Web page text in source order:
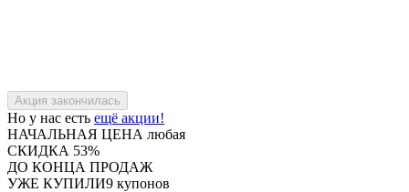
Но у нас есть ещё акции!
НАЧАЛЬНАЯ ЦЕНА любая
СКИДКА 53%
ДО КОНЦА ПРОДАЖ
УЖЕ КУПИЛИ9 купонов